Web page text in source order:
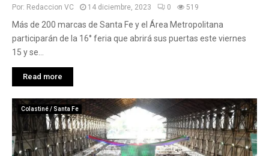
Por: Redaccion VC 14 diciembre, 2023 0 519
Más de 200 marcas de Santa Fe y el Área Metropolitana
participarán de la 16° feria que abrirá sus puertas este viernes
15 y se...
Read more
Colastiné / Santa Fe